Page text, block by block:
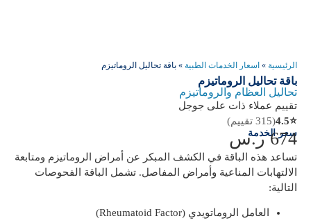
الرئيسية » اسعار الخدمات الطبية » باقة تحاليل الروماتيزم
باقة تحاليل الروماتيزم
تحاليل العظام والروماتيزم
تقييم عملاء ذات على جوجل
⭐
4.5(315 تقييم)
سعر الخدمة
674 ر.س
تساعد هذه الباقة في الكشف المبكر عن أمراض الروماتيزم ومتابعة
الالتهابات المناعية وأمراض المفاصل. تشمل الباقة الفحوصات
التالية:
العامل الروماتويدي (Rheumatoid Factor)